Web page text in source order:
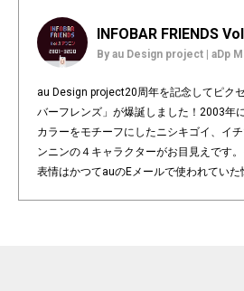
INFOBAR FRIENDS
By au Design project | aDp
au Design project20周年を記念してピク
バーフレンズ」が爆誕しました！2003年
カラーをモチーフにしたニシキゴイ、イ
ンニンの４キャラクターがお目見えです
表情はかつてauのEメールで使われてい